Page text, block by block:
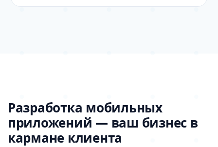
Разработка мобильных
приложений — ваш бизнес в
кармане клиента